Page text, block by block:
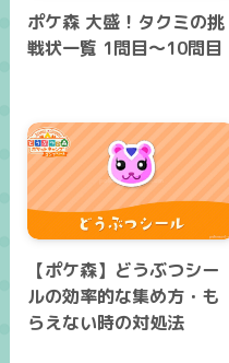
ポケ森 大盛！タクミの挑
戦状一覧 1問目～10問目
【ポケ森】どうぶつシー
ルの効率的な集め方・も
らえない時の対処法